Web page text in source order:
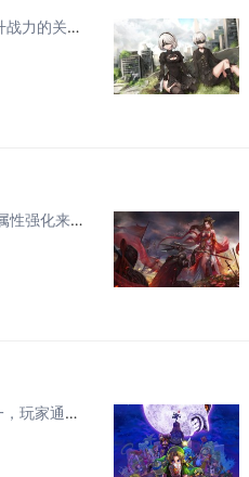
在《神火大陆》中，达成100亿战力是玩家实力的重要里程碑，快速提升战力的关键在于合理强化装备、提升角色等级、进阶坐骑与羽翼系统，并优化宝石镶嵌与天赋加点，建议优先完成主线任务与日常活动获取经验与资源，积极参与副本、跨服竞技等玩法获取稀有材料...
《无尽冬日》部队战力提升全攻略详细解析了如何通过合理兵种搭配与属性强化来提高整体战斗力，游戏中步兵、射手、法师和骑兵四大兵种相互克制，建议组建以2个主力输出兵种搭配1个辅助或控制兵种的阵容，如步兵+法师+射手组合，兼顾防御与爆发，优先升级兵...
在《Monster Hunter Now》中，武器熟练度是提升战力的关键因素之一，玩家通过使用特定武器积累经验，提升该武器的熟练度等级，从而解锁更强力的技能与属性加成，不同武器拥有独特的战斗风格与成长曲线，熟练度越高，角色在战斗中的输出与生...